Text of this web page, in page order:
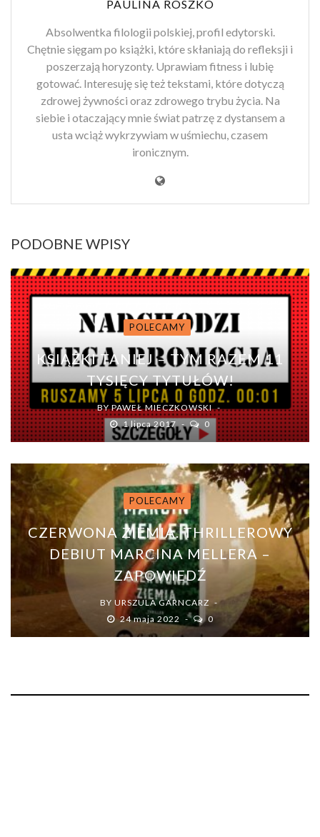
PAULINA ROSZKO
Absolwentka filologii polskiej, profil edytorski.
Chętnie sięgam po książki, które skłaniają do refleksji i
poszerzają horyzonty. Uprawiam fitness i lubię
gotować. Interesuję się też tekstami, które dotyczą
zdrowej żywności oraz zdrowego trybu życia. Na
siebie i otaczający mnie świat patrzę z dystansem a
usta wciąż wykrzywiam w uśmiechu, czasem
ironicznym.
PODOBNE WPISY
POLECAMY
KSIĄŻKI TANIEJ – TYM RAZEM 11
TYSIĘCY TYTUŁÓW!
BYPAWEŁ MIECZKOWSKI
1 lipca 2017
0
POLECAMY
CZERWONA ZIEMIA. THRILLEROWY
DEBIUT MARCINA MELLERA –
ZAPOWIEDŹ
BY URSZULA GARNCARZ
24 maja 2022
0